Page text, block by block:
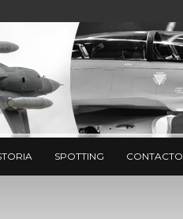
SPOTTING CONTACTO